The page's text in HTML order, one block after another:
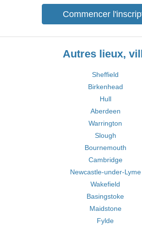
Commencer
Autres lieux,
Sheffield
Birkenhead
Hull
Aberdeen
Warrington
Slough
Bournemouth
Cambridge
Newcastle-under-Lyme
Wakefield
Basingstoke
Maidstone
Fylde